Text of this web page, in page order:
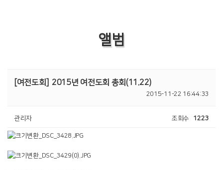
앨범
[여전도회] 2015년 여전도회 총회(11.22)
2015-11-22 16:44:33
관리자 조회수 1223